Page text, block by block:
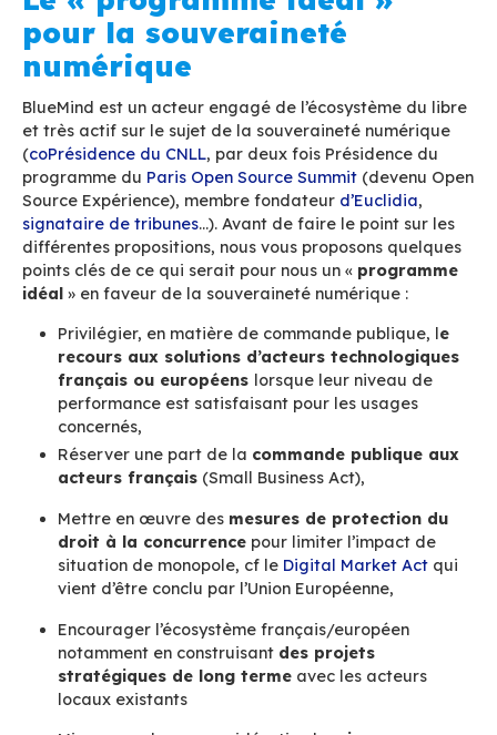
(Source Sénat) couplée à la «maitrise des
réseaux et communications électroniques
cyberespace.
Les deux notions clés sont donc «autonomie
maitrise». Peut-être devrait-on d’ailleurs
d’indépendance stratégique que de
éviter l’écueil du « patriotisme numérique ».
En bref : la souveraineté numérique, ce n’est
privilégier aveuglément tout ce qui se pare de
blanc rouge : les GAFAM ne sont pas
parce qu’ils sont américains mais parce qu’ils
beaucoup trop puissants. La souveraineté,
capacité de choisir et d’agir sans pression
contrainte. Pour cela il faut que les acteurs
apportent des solutions viables et pérennes et
reconnus et soutenus dans les décisions
Le « programme idéal »
pour la souveraineté
numérique
BlueMind est un acteur engagé de